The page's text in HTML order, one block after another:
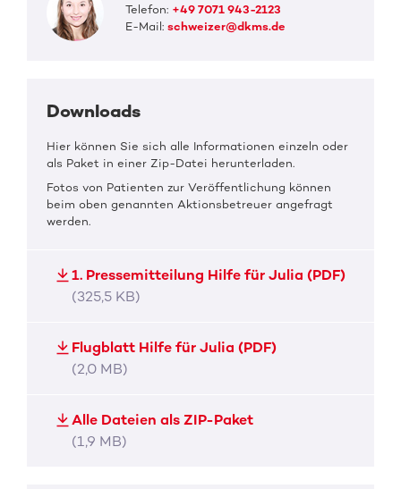
Telefon: +49 7071 943-2123
E-Mail:schweizer@dkms.de
Downloads
Hier können Sie sich alle Informationen einzeln oder
als Paket in einer Zip-Datei herunterladen.
Fotos von Patienten zur Veröffentlichung können
beim oben genannten Aktionsbetreuer angefragt
werden.
1. Pressemitteilung Hilfe für Julia (PDF)
(325,5 KB)
Flugblatt Hilfe für Julia (PDF)
(2,0 MB)
Alle Dateien als ZIP-Paket
(1,9 MB)